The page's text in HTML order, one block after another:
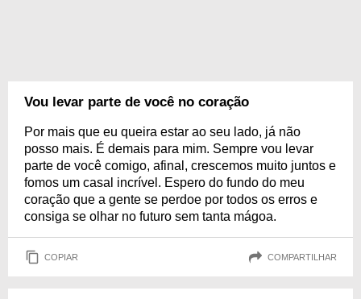
Vou levar parte de você no coração
Por mais que eu queira estar ao seu lado, já não
posso mais. É demais para mim. Sempre vou levar
parte de você comigo, afinal, crescemos muito juntos e
fomos um casal incrível. Espero do fundo do meu
coração que a gente se perdoe por todos os erros e
consiga se olhar no futuro sem tanta mágoa.
COPIAR COMPARTILHAR